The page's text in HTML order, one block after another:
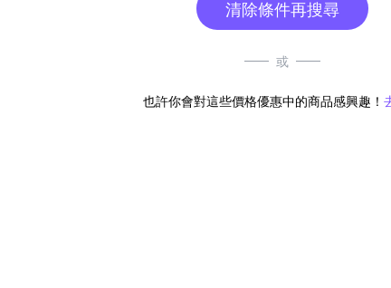
清除條件再搜尋
或
也許你會對這些價格優惠中的商品感興趣！